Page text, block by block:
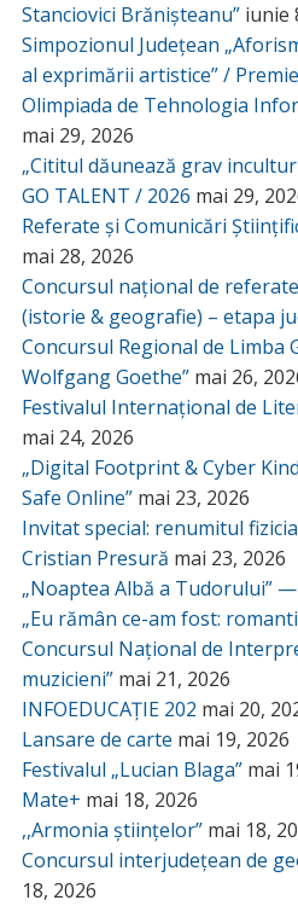
Stanciovici Brănișteanu” iunie
Simpozionul Județean
al exprimării artistice” /
Olimpiada de Tehnologia
mai 29, 2026
„Cititul dăunează grav
GO TALENT / 2026 mai 29,
Referate și Comunicări
mai 28, 2026
Concursul național de
(istorie & geografie) – etapa
Concursul Regional de Limba
Wolfgang Goethe” mai 26,
Festivalul Internațional de
mai 24, 2026
„Digital Footprint & Cyber
Safe Online” mai 23, 2026
Invitat special: renumitul
Cristian Presură mai 23, 2026
„Noaptea Albă a Tudorului”
„Eu rămân ce-am fost:
Concursul Național de
muzicieni” mai 21, 2026
INFOEDUCAȚIE 202 mai 20,
Lansare de carte mai 19, 2026
Festivalul „Lucian Blaga” mai
Mate+ mai 18, 2026
,,Armonia științelor” mai 18,
Concursul interjudețean de
18, 2026